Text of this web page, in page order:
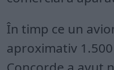
În timp ce un
aproximativ